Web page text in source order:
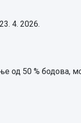
4. 2026.
од 50 % бодова,